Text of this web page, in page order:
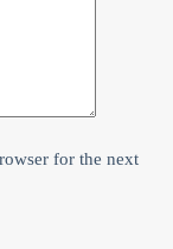
for the next